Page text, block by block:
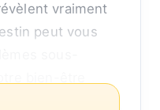
vraiment
peut vous